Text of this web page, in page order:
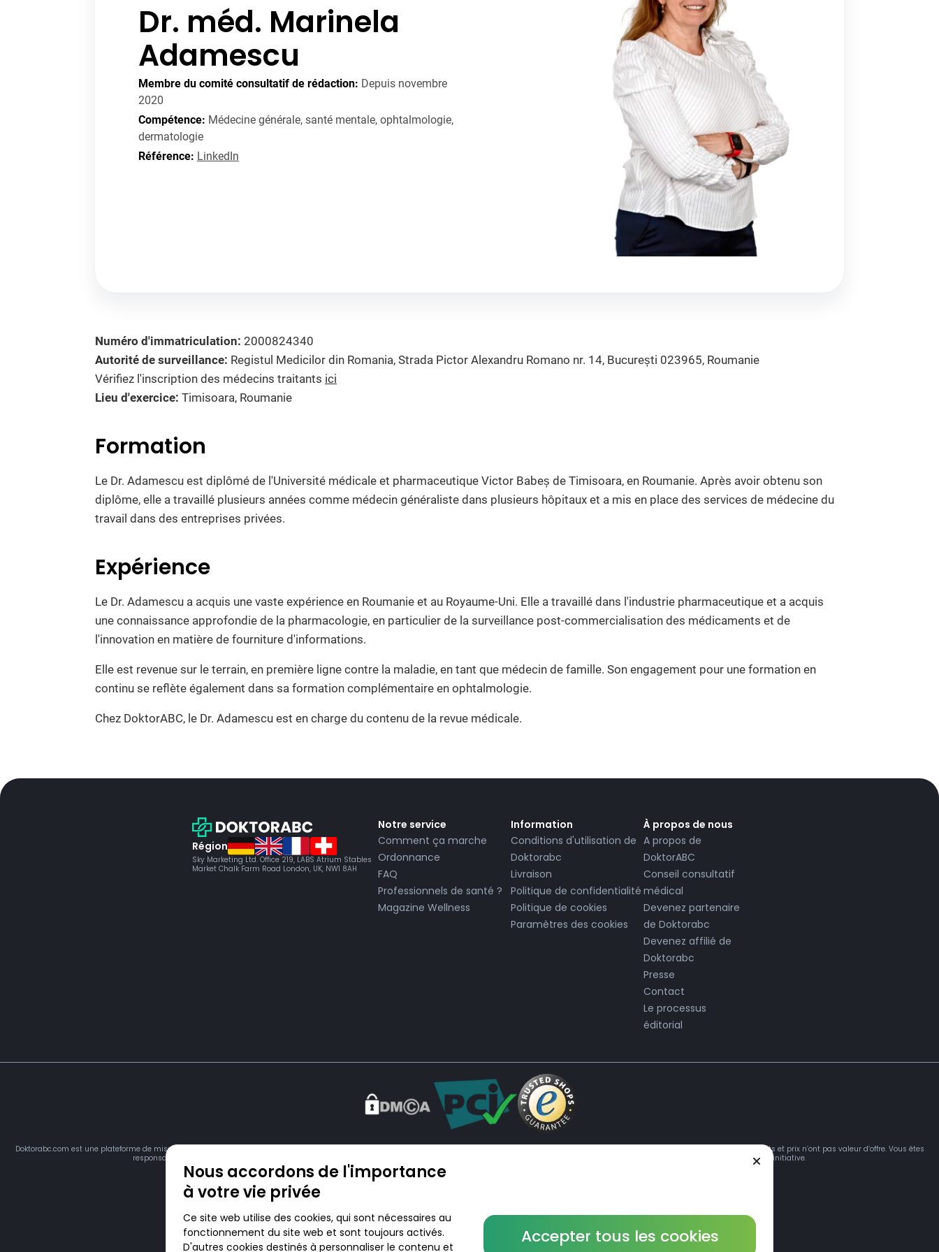
Dr. méd. Marinela
Adamescu
Membre du comité consultatif de rédaction: Depuis novembre
2020
Compétence: Médecine générale, santé mentale, ophtalmologie,
dermatologie
Référence: LinkedIn
Numéro d'immatriculation: 2000824340
Autorité de surveillance: Registul Medicilor din Romania, Strada Pictor Alexandru Romano nr. 14, București 023965, Roumanie
Vérifiez l'inscription des médecins traitants ici
Lieu d'exercice: Timisoara, Roumanie
Formation
Le Dr. Adamescu est diplômé de l'Université médicale et pharmaceutique Victor Babeș de Timisoara, en Roumanie. Après avoir obtenu son
diplôme, elle a travaillé plusieurs années comme médecin généraliste dans plusieurs hôpitaux et a mis en place des services de médecine du
travail dans des entreprises privées.
Expérience
Le Dr. Adamescu a acquis une vaste expérience en Roumanie et au Royaume-Uni. Elle a travaillé dans l'industrie pharmaceutique et a acquis
une connaissance approfondie de la pharmacologie, en particulier de la surveillance post-commercialisation des médicaments et de
l'innovation en matière de fourniture d'informations.
Elle est revenue sur le terrain, en première ligne contre la maladie, en tant que médecin de famille. Son engagement pour une formation en
continu se reflète également dans sa formation complémentaire en ophtalmologie.
Chez DoktorABC, le Dr. Adamescu est en charge du contenu de la revue médicale.
Région
Sky Marketing Ltd. Office 219, LABS Atrium Stables
Market Chalk Farm Road London, UK, NW1 8AH
Notre service
Comment ça marche
Ordonnance
FAQ
Professionnels de santé ?
Magazine Wellness
Information
Conditions d'utilisation de
Doktorabc
Livraison
Politique de confidentialité
Politique de cookies
Paramètres des cookies
À propos de nous
A propos de
DoktorABC
Conseil consultatif
médical
Devenez partenaire
de Doktorabc
Devenez affilié de
Doktorabc
Presse
Contact
Le processus
éditorial
Doktorabc.com est une plateforme de mise en relation et n’est pas une pharmacie en ligne. Nous ne vendons ni ne livrons de médicaments ou autres produits. Les informations sur les produits, médicaments et prix n’ont pas valeur d’offre. Vous êtes
responsable du respect des lois en vigueur dans votre pays. L’utilisation du site se fait à vos risques et sous votre responsabilité. Vous visitez et utilisez ce site de votre propre initiative.
© 2026 DoktorABC.com
Nous accordons de l'importance
à votre vie privée
Ce site web utilise des cookies, qui sont nécessaires au
fonctionnement du site web et sont toujours activés.
D'autres cookies destinés à personnaliser le contenu et
Accepter tous les cookies